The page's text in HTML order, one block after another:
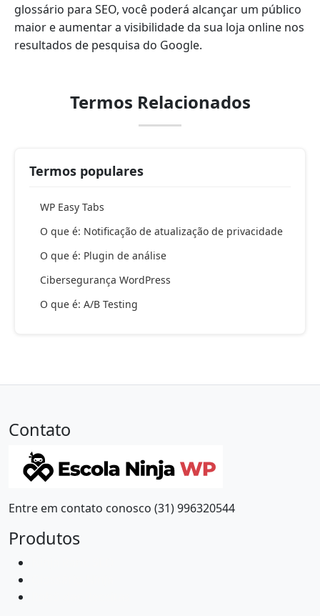
glossário para SEO, você poderá alcançar um público
maior e aumentar a visibilidade da sua loja online nos
resultados de pesquisa do Google.
Termos Relacionados
Termos populares
WP Easy Tabs
O que é: Notificação de atualização de privacidade
O que é: Plugin de análise
Cibersegurança WordPress
O que é: A/B Testing
Contato
Entre em contato conosco (31) 996320544
Produtos